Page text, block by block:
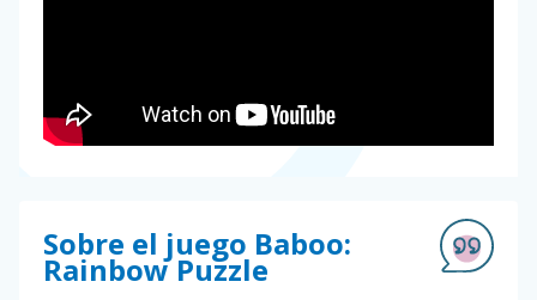
Sobre el juego Baboo:
Rainbow Puzzle